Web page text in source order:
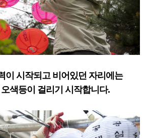
이 시작되고 비어있던 자리에는
색등이 걸리기 시작합니다.